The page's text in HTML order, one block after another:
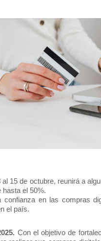
15 de octubre, reunirá a
hasta el 50%.
en las compras
el país.
Con el objetivo de